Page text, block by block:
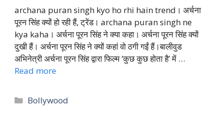
archana puran singh kyo ho rhi hain trend। अर्चना
पूरन सिंह क्यों हो रही हैं, ट्रेंड। archana puran singh ne
kya kaha। अर्चना पूरन सिंह ने क्या कहा। अर्चना पूरन सिंह क्यों
दुखी हैं। अर्चना पूरन सिंह ने क्यों कहां वो ठगी गईं हैं।बालीवुड
अभिनेत्री अर्चना पूरन सिंह द्वारा फिल्म ‘कुछ कुछ होता है’ में …
Read more
Categories
Bollywood